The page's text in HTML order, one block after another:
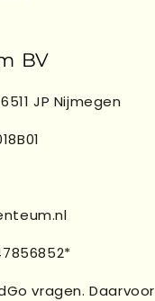
BV
JP Nijmegen
vragen.